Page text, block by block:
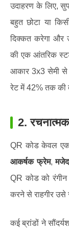
उदाहरण के लिए,
बहुत छोटा या
दिक्कत करेगा और
की एक आंतरिक
आकार 3x3 सेमी से
रेट में 42% तक की
2.
QR कोड केवल एक
आकर्षक फ्रेम,
QR कोड को रंगीन
करने से राहगीर उसे
कई ब्रांडों ने